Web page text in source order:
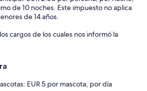
de 10 noches. Este impuesto no aplica
de 14 años.
cargos de los cuales nos informó la
EUR 5 por mascota, por día